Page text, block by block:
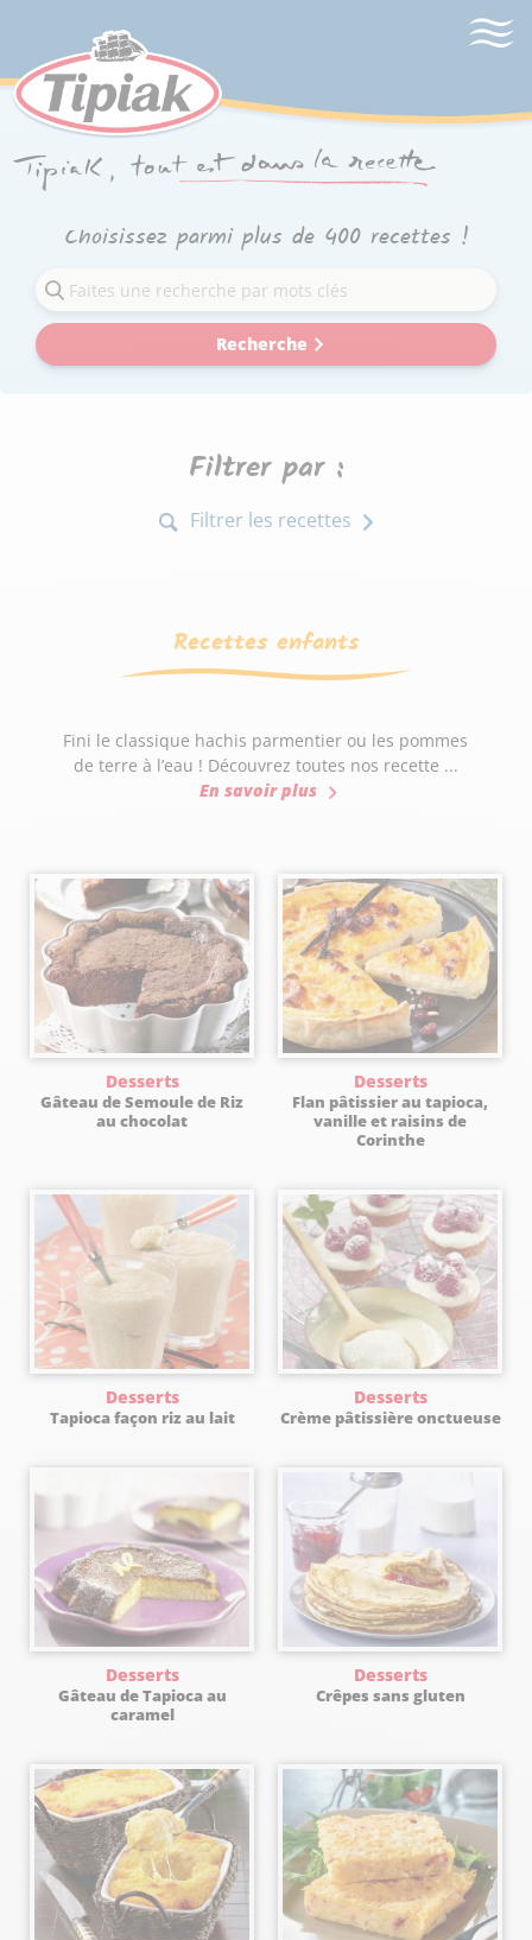
Choisissez parmi plus de 400 recettes !
Recherche
Filtrer par :
Filtrer les recettes
Recettes enfants
Fini le classique hachis parmentier ou les pommes
de terre à l’eau ! Découvrez toutes nos recette ...
En savoir plus
Desserts
Gâteau de Semoule de Riz
au chocolat
Desserts
Flan pâtissier au tapioca,
vanille et raisins de
Corinthe
Desserts
Tapioca façon riz au lait
Desserts
Crème pâtissière onctueuse
Desserts
Gâteau de Tapioca au
caramel
Desserts
Crêpes sans gluten